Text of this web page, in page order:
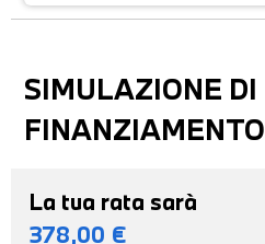
SIMULAZIONE DI
FINANZIAMENTO
La tua rata sarà
378,00 €